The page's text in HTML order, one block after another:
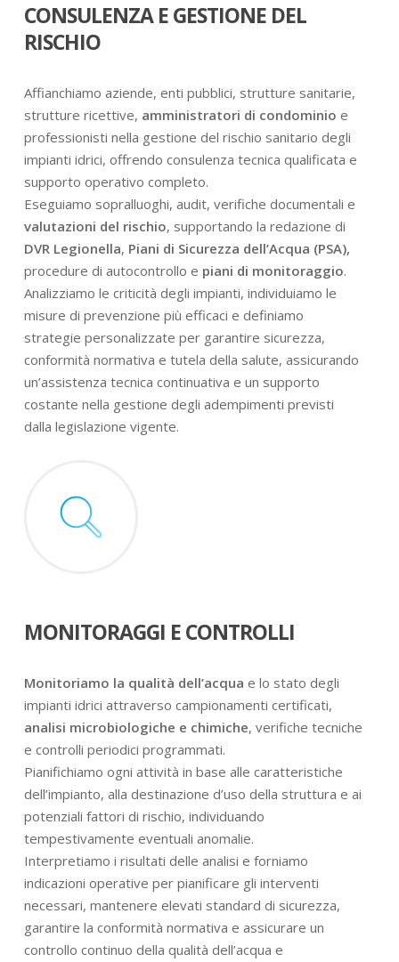
CONSULENZA E GESTIONE DEL
RISCHIO
Affianchiamo aziende, enti pubblici, strutture sanitarie,
strutture ricettive, amministratori di condominio e
professionisti nella gestione del rischio sanitario degli
impianti idrici, offrendo consulenza tecnica qualificata e
supporto operativo completo.
Eseguiamo sopralluoghi, audit, verifiche documentali e
valutazioni del rischio, supportando la redazione di
DVR Legionella, Piani di Sicurezza dell’Acqua (PSA),
procedure di autocontrollo e piani di monitoraggio.
Analizziamo le criticità degli impianti, individuiamo le
misure di prevenzione più efficaci e definiamo
strategie personalizzate per garantire sicurezza,
conformità normativa e tutela della salute, assicurando
un’assistenza tecnica continuativa e un supporto
costante nella gestione degli adempimenti previsti
dalla legislazione vigente.
MONITORAGGI E CONTROLLI
Monitoriamo la qualità dell’acqua e lo stato degli
impianti idrici attraverso campionamenti certificati,
analisi microbiologiche e chimiche, verifiche tecniche
e controlli periodici programmati.
Pianifichiamo ogni attività in base alle caratteristiche
dell’impianto, alla destinazione d’uso della struttura e ai
potenziali fattori di rischio, individuando
tempestivamente eventuali anomalie.
Interpretiamo i risultati delle analisi e forniamo
indicazioni operative per pianificare gli interventi
necessari, mantenere elevati standard di sicurezza,
garantire la conformità normativa e assicurare un
controllo continuo della qualità dell’acqua e